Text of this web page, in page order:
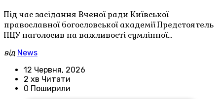
Під час засідання Вченої ради Київської
православної богословської академії Предстоятель
ПЦУ наголосив на важливості сумлінної…
від News
12 Червня, 2026
2 хв Читати
0 Поширили